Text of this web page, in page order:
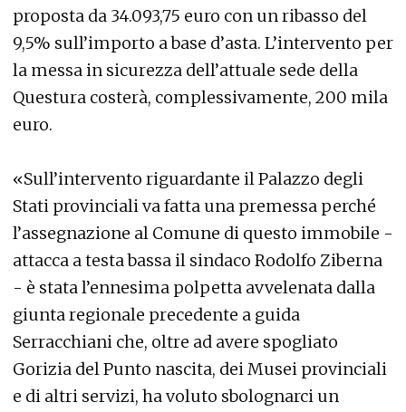
proposta da 34.093,75 euro con un ribasso del
9,5% sull’importo a base d’asta. L’intervento per
la messa in sicurezza dell’attuale sede della
Questura costerà, complessivamente, 200 mila
euro.
«Sull’intervento riguardante il Palazzo degli
Stati provinciali va fatta una premessa perché
l’assegnazione al Comune di questo immobile -
attacca a testa bassa il sindaco Rodolfo Ziberna
- è stata l’ennesima polpetta avvelenata dalla
giunta regionale precedente a guida
Serracchiani che, oltre ad avere spogliato
Gorizia del Punto nascita, dei Musei provinciali
e di altri servizi, ha voluto sbolognarci un